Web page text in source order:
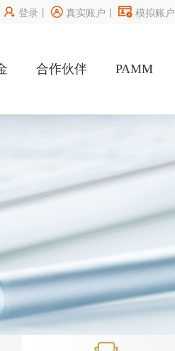
 登录 丨 真实账户  模拟账户
合作伙伴 PAMM